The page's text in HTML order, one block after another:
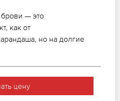
— это
как от
но на долгие
цену